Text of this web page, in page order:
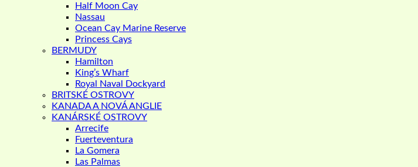
Half Moon Cay
Nassau
Ocean Cay Marine Reserve
Princess Cays
BERMUDY
Hamilton
King’s Wharf
Royal Naval Dockyard
BRITSKÉ OSTROVY
KANADA A NOVÁ ANGLIE
KANÁRSKÉ OSTROVY
Arrecife
Fuerteventura
La Gomera
Las Palmas